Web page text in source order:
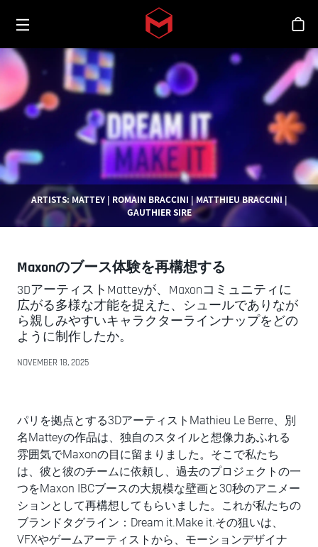
Skip to main content
Toggle menu
シ
ARTISTS: MATTEY | ROMAIN BRACCINI | MATTHIEU BRACCINI |
GAUTHIER SIRE
Maxonのブース体験を再構想する
3DアーティストMatteyが、Maxonコミュニティに
広がる多様な才能を捉えた、シュールでありなが
ら親しみやすいキャラクターラインナップをどの
ように制作したか。
NOVEMBER 18, 2025
パリを拠点とする3DアーティストMathieu Le Berre、別
名Matteyの作品は、独自のスタイルと想像力あふれる
雰囲気でMaxonの目に留まりました。そこで私たち
は、彼と彼のチームに依頼し、過去のプロジェクトの一
つをMaxon IBCブースの大規模な壁画と30秒のアニメー
ションとして再構想してもらいました。これが私たちの
ブランドタグライン：Dream it.Make it.その狙いは、
VFXやゲームアーティストから、モーションデザイナ